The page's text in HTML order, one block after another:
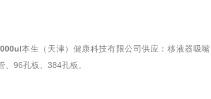
本生（天津）健康科技有限公司供应：移液器吸
96孔板、384孔板。